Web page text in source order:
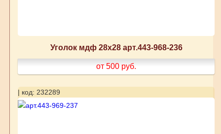
Уголок мдф 28х28 арт.443-968-236
от 500 руб.
| код: 232289